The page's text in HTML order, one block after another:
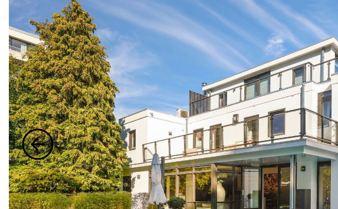
vorige